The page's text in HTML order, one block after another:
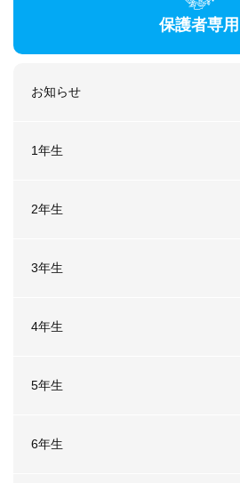
保護者専用
お知らせ
1年生
2年生
3年生
4年生
5年生
6年生